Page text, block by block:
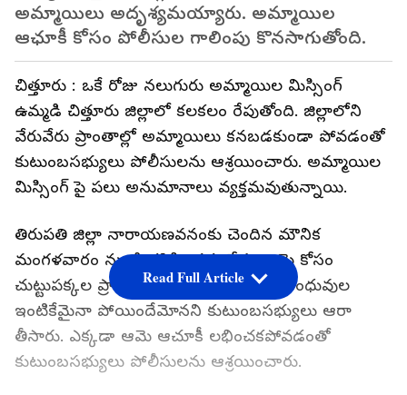
అమ్మాయిలు అదృశ్యమయ్యారు. అమ్మాయిల
ఆఛూకీ కోసం పోలీసుల గాలింపు కొనసాగుతోంది.
చిత్తూరు : ఒకే రోజు నలుగురు అమ్మాయిల మిస్సింగ్
ఉమ్మడి చిత్తూరు జిల్లాలో కలకలం రేపుతోంది. జిల్లాలోని
వేరువేరు ప్రాంతాల్లో అమ్మాయిలు కనబడకుండా పోవడంతో
కుటుంబసభ్యులు పోలీసులను ఆశ్రయించారు. అమ్మాయిల
మిస్సింగ్ పై పలు అనుమానాలు వ్యక్తమవుతున్నాయి.
తిరుపతి జిల్లా నారాయణవనంకు చెందిన మౌనిక
మంగళవారం నుండి కనిపించడంలేదు. ఆమె కోసం
చుట్టుపక్కల ప్రాంతాల్లో వెతకడంతో పాటు బంధువుల
ఇంటికేమైనా పోయిందేమోనని కుటుంబసభ్యులు ఆరా
తీసారు. ఎక్కడా ఆమె ఆచూకీ లభించకపోవడంతో
కుటుంబసభ్యులు పోలీసులను ఆశ్రయించారు.
Read Full Article